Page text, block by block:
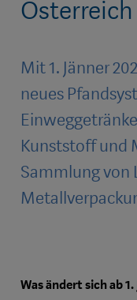
Mit 1. Jänner
neues
Kunststoff und
Sammlung von
Was ändert sich ab 1.